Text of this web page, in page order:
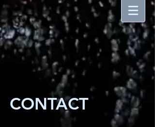
CONTACT